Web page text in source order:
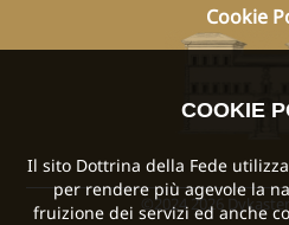
Cookie
©2024 2026
COOKIE
Il sito Dottrina della Fede
per rendere più agevole la
fruizione dei servizi ed anche